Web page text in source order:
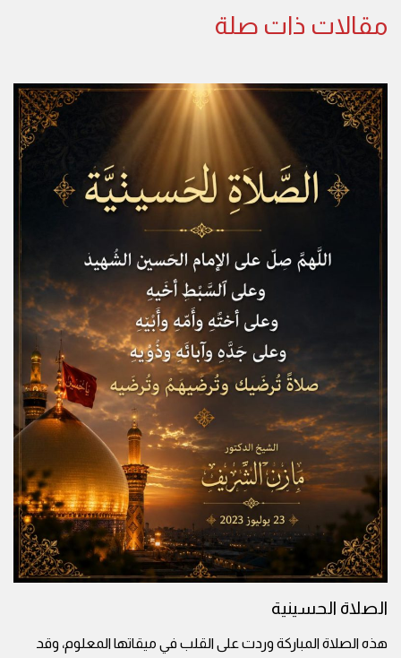
مقالات ذات صلة
الصلاة الحسينية
هذه الصلاة المباركة وردت على القلب في ميقاتها المعلوم، وقد